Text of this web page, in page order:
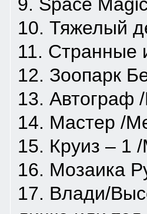
10. Тяжелый
11. Странные
12. Зоопарк
13. Автограф
14. Мастер /
15. Круиз – 1
16. Мозаика
17. Влади/